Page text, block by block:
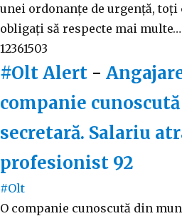
unei ordonanțe de urgență,
obligați să respecte mai multe…
12361503
#Olt Alert -
companie
secretară. Salariu
profesionist 92
#Olt
O companie cunoscută din